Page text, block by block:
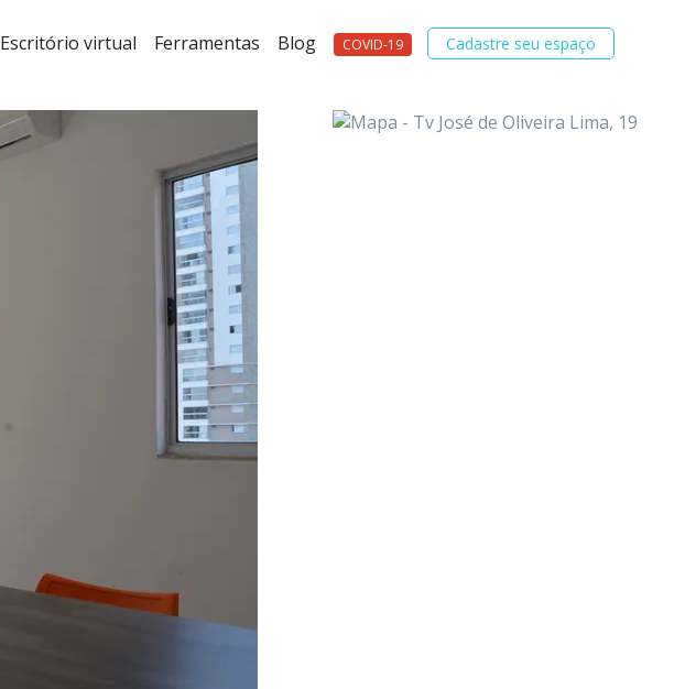
Escritório virtual Ferramentas Blog COVID-19
Cadastre seu espaço